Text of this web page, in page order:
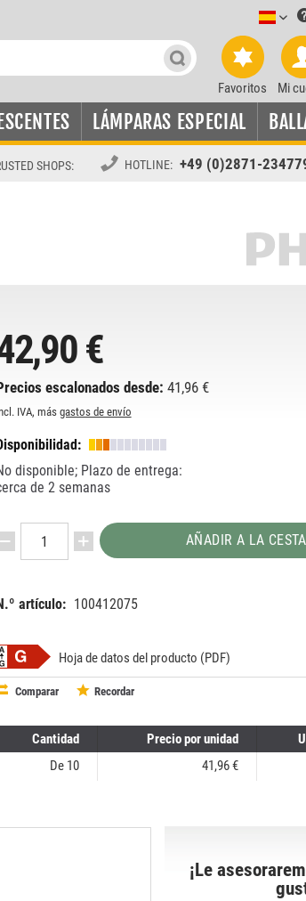
Favoritos Mi
LÁMPARAS ESPECIAL
SHOPS: HOTLINE: +49 (0)2871-
€
escalonados desde: 41,96 €
IVA, másgastos de envío
disponible; Plazo de entrega:
de 2 semanas
AÑADIR A LA CESTA
artículo: 100412075
Hoja de datos del producto (PDF)
Comparar Recordar
Cantidad Precio por unidad
De 10 41,96 €
¡Le